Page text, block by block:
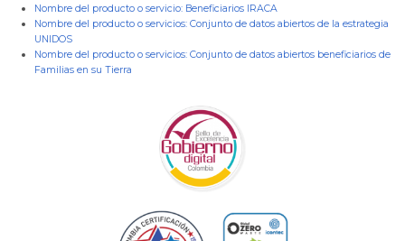
Nombre del producto o servicio: Beneficiarios IRACA
Nombre del producto o servicios: Conjunto de datos abiertos de la estrategia
UNIDOS
Nombre del producto o servicios: Conjunto de datos abiertos beneficiarios de
Familias en su Tierra